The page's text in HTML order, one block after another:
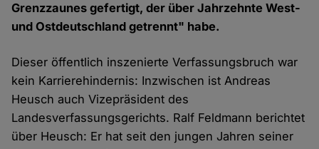
Grenzzaunes gefertigt, der über Jahrzehnte West-
und Ostdeutschland getrennt" habe.
Dieser öffentlich inszenierte Verfassungsbruch war
kein Karrierehindernis: Inzwischen ist Andreas
Heusch auch Vizepräsident des
Landesverfassungsgerichts. Ralf Feldmann berichtet
über Heusch: Er hat seit den jungen Jahren seiner